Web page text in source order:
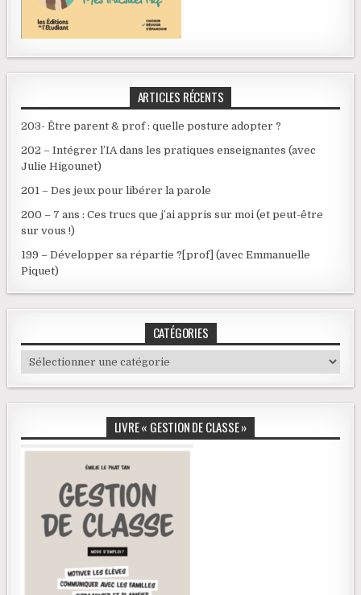
ARTICLES RÉCENTS
203- Être parent & prof : quelle posture adopter ?
202 – Intégrer l’IA dans les pratiques enseignantes (avec
Julie Higounet)
201 – Des jeux pour libérer la parole
200 – 7 ans : Ces trucs que j’ai appris sur moi (et peut-être
sur vous !)
199 – Développer sa répartie ?[prof] (avec Emmanuelle
Piquet)
CATÉGORIES
Catégories
LIVRE « GESTION DE CLASSE »